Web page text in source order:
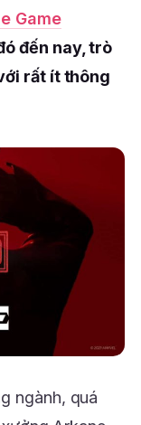
Game
đến nay, trò
rất ít thông
ngành, quá